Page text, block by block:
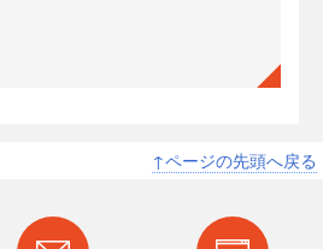
↑ページの先頭へ戻る